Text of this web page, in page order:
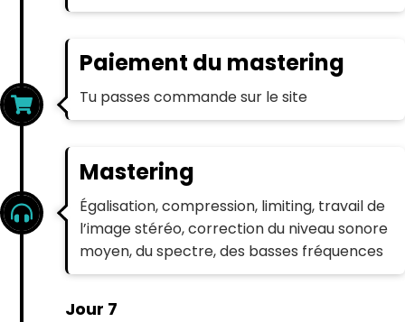
Paiement du mastering
Tu passes commande sur le site
Mastering
Égalisation, compression, limiting, travail de
l’image stéréo, correction du niveau sonore
moyen, du spectre, des basses fréquences
Jour 7